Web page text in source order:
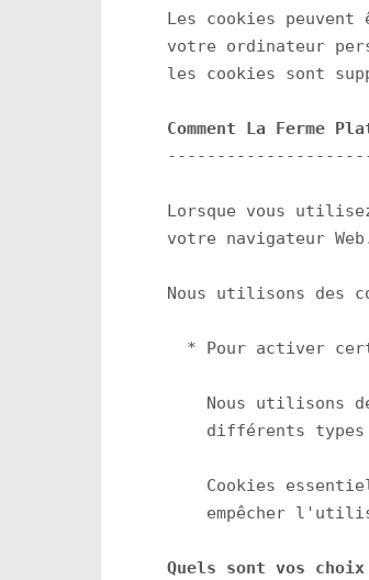
Les cookies
votre ordinateur
les cookies sont
Comment La Ferme
Lorsque vous
votre navigateur
Nous utilisons des
* Pour activer
Nous utilisons
différents types
Cookies
Quels sont vos